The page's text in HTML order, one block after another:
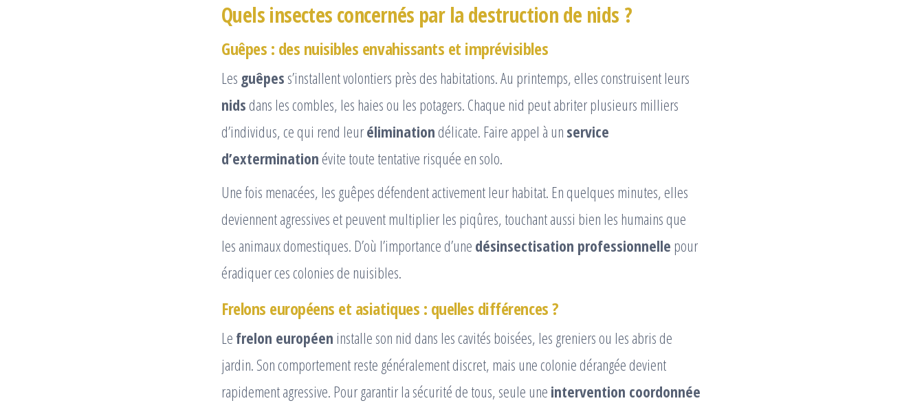
Quels insectes concernés par la destruction de nids ?
Guêpes : des nuisibles envahissants et imprévisibles
Les guêpes s’installent volontiers près des habitations. Au printemps, elles construisent leurs
nids dans les combles, les haies ou les potagers. Chaque nid peut abriter plusieurs milliers
d’individus, ce qui rend leurélimination délicate. Faire appel à un service
d’extermination évite toute tentative risquée en solo.
Une fois menacées, les guêpes défendent activement leur habitat. En quelques minutes, elles
deviennent agressives et peuvent multiplier les piqûres, touchant aussi bien les humains que
les animaux domestiques. D’où l’importance d’une désinsectisation professionnelle pour
éradiquer ces colonies de nuisibles.
Frelons européens et asiatiques : quelles différences ?
Le frelon européen installe son nid dans les cavités boisées, les greniers ou les abris de
jardin. Son comportement reste généralement discret, mais une colonie dérangée devient
rapidement agressive. Pour garantir la sécurité de tous, seule une intervention coordonnée